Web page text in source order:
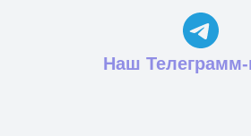
Наш Телеграмм-